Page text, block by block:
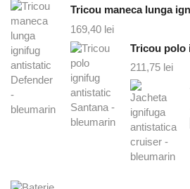
169,40 lei
211,75 lei